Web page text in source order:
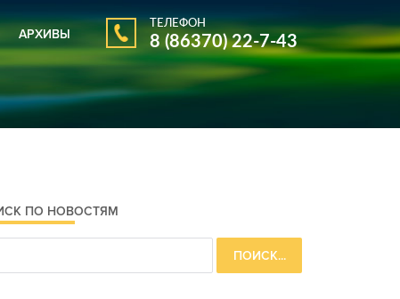
АРХИВЫ
АРХИВ ГАЗЕТЫ
АРХИВ НОВОСТЕЙ
ТЕЛЕФОН
8 (86370) 22-7-43
ПО НОВОСТЯМ